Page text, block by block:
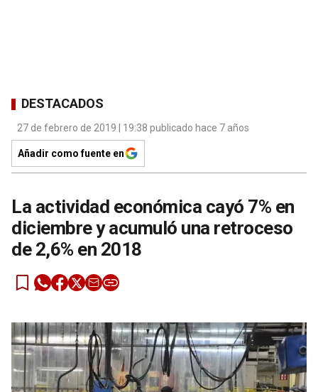
DESTACADOS
27 de febrero de 2019 | 19:38 publicado hace 7 años
Añadir como fuente en
La actividad económica cayó 7% en
diciembre y acumuló una retroceso
de 2,6% en 2018